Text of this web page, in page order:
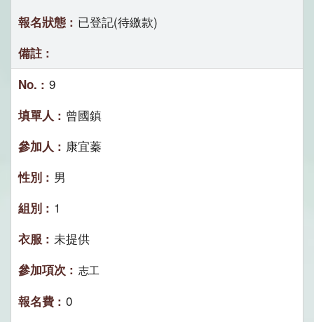
已登記(待繳款)
9
曾國鎮
康宜蓁
男
1
未提供
志工
0